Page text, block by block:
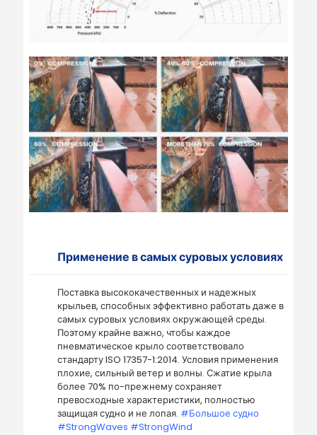
Применение в самых суровых условиях
Поставка высококачественных и надежных
крыльев, способных эффективно работать даже в
самых суровых условиях окружающей среды.
Поэтому крайне важно, чтобы каждое
пневматическое крыло соответствовало
стандарту ISO 17357-1:2014. Условия применения
плохие, сильный ветер и волны. Сжатие крыла
более 70% по-прежнему сохраняет
превосходные характеристики, полностью
защищая судно и не лопая. #Большое судно
#StrongWaves #StrongWind